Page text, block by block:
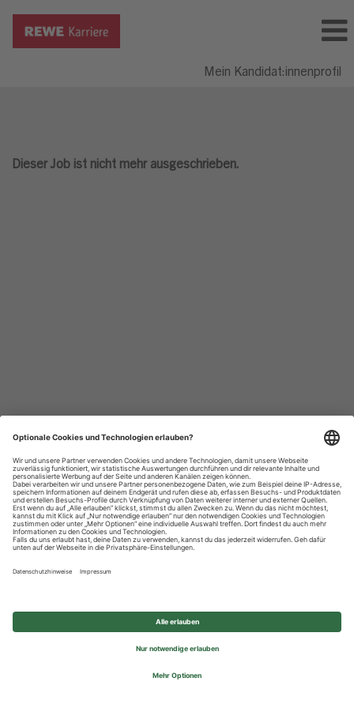
Mein Kandidat:innenprofil
Dieser Job ist nicht mehr ausgeschrieben.
Datenschutzhinweise
Impressum
Privatsphäre-Einstellungen
© 2026 REWE Group - All rights reserved